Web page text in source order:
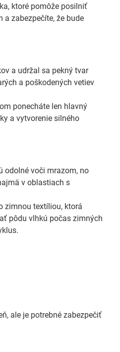
ktoré pomôže posilniť
zabezpečíte, že bude
a udržal sa pekný tvar
a poškodených vetiev
ponecháte len hlavný
a vytvorenie silného
odolné voči mrazom, no
v oblastiach s
zimnou textíliou, ktorá
pôdu vlhkú počas zimných
ale je potrebné zabezpečiť